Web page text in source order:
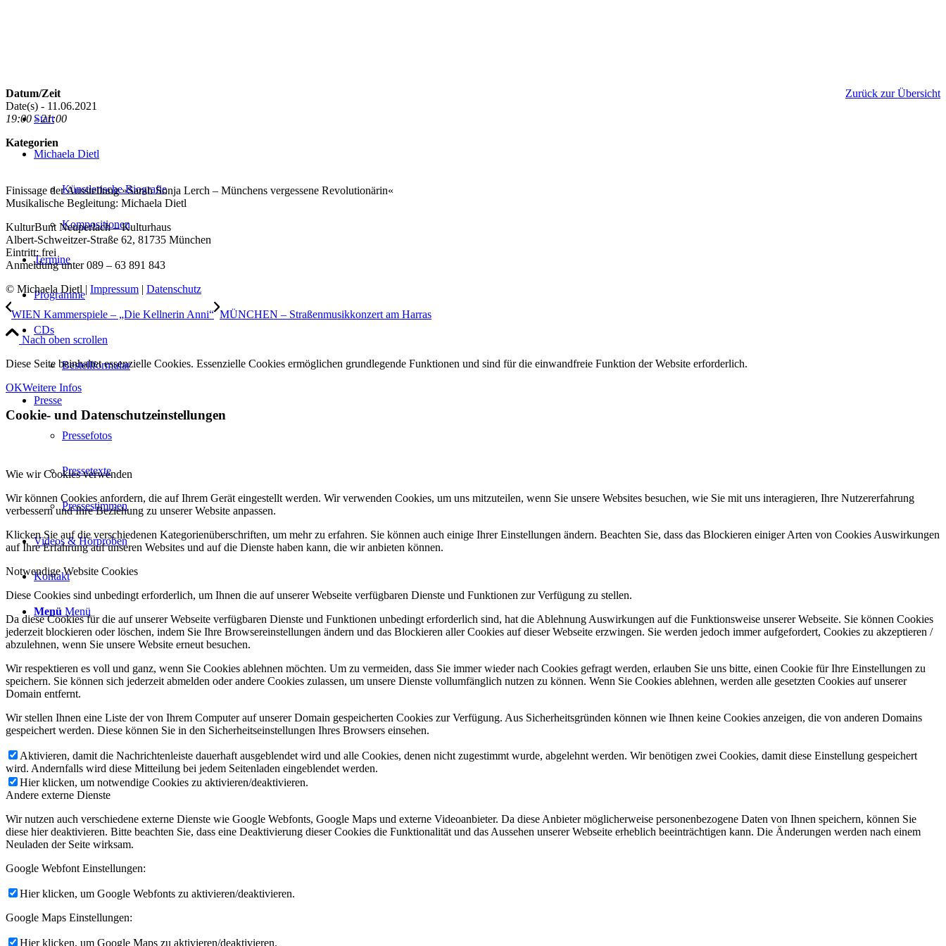
Start
Michaela Dietl
Künstlerische Biografie
Kompositionen
Termine
Programme
CDs
Bestellformular
Presse
Pressefotos
Pressetexte
Pressestimmen
Videos & Hörproben
Kontakt
Menü Menü
Zurück zur Übersicht
Datum/Zeit
Date(s) - 11.06.2021
19:00 - 21:00
Kategorien
Finissage der Ausstellung »Sarah Sonja Lerch – Münchens vergessene Revolutionärin«
Musikalische Begleitung: Michaela Dietl
KulturBunt Neuperlach – Kulturhaus
Albert-Schweitzer-Straße 62, 81735 München
Eintritt: frei
Anmeldung unter 089 – 63 891 843
© Michaela Dietl | Impressum | Datenschutz
WIEN Kammerspiele – „Die Kellnerin Anni“ MÜNCHEN – Straßenmusikkonzert am Harras
Nach oben scrollen
Diese Seite beinhaltet essenzielle Cookies. Essenzielle Cookies ermöglichen grundlegende Funktionen und sind für die einwandfreie Funktion der Website erforderlich.
OKWeitere Infos
Cookie- und Datenschutzeinstellungen
Wie wir Cookies verwenden
Wir können Cookies anfordern, die auf Ihrem Gerät eingestellt werden. Wir verwenden Cookies, um uns mitzuteilen, wenn Sie unsere Websites besuchen, wie Sie mit uns interagieren, Ihre Nutzererfahrung
verbessern und Ihre Beziehung zu unserer Website anpassen.
Klicken Sie auf die verschiedenen Kategorienüberschriften, um mehr zu erfahren. Sie können auch einige Ihrer Einstellungen ändern. Beachten Sie, dass das Blockieren einiger Arten von Cookies Auswirkungen
auf Ihre Erfahrung auf unseren Websites und auf die Dienste haben kann, die wir anbieten können.
Notwendige Website Cookies
Diese Cookies sind unbedingt erforderlich, um Ihnen die auf unserer Webseite verfügbaren Dienste und Funktionen zur Verfügung zu stellen.
Da diese Cookies für die auf unserer Webseite verfügbaren Dienste und Funktionen unbedingt erforderlich sind, hat die Ablehnung Auswirkungen auf die Funktionsweise unserer Webseite. Sie können Cookies
jederzeit blockieren oder löschen, indem Sie Ihre Browsereinstellungen ändern und das Blockieren aller Cookies auf dieser Webseite erzwingen. Sie werden jedoch immer aufgefordert, Cookies zu akzeptieren /
abzulehnen, wenn Sie unsere Website erneut besuchen.
Wir respektieren es voll und ganz, wenn Sie Cookies ablehnen möchten. Um zu vermeiden, dass Sie immer wieder nach Cookies gefragt werden, erlauben Sie uns bitte, einen Cookie für Ihre Einstellungen zu
speichern. Sie können sich jederzeit abmelden oder andere Cookies zulassen, um unsere Dienste vollumfänglich nutzen zu können. Wenn Sie Cookies ablehnen, werden alle gesetzten Cookies auf unserer
Domain entfernt.
Wir stellen Ihnen eine Liste der von Ihrem Computer auf unserer Domain gespeicherten Cookies zur Verfügung. Aus Sicherheitsgründen können wie Ihnen keine Cookies anzeigen, die von anderen Domains
gespeichert werden. Diese können Sie in den Sicherheitseinstellungen Ihres Browsers einsehen.
Aktivieren, damit die Nachrichtenleiste dauerhaft ausgeblendet wird und alle Cookies, denen nicht zugestimmt wurde, abgelehnt werden. Wir benötigen zwei Cookies, damit diese Einstellung gespeichert
wird. Andernfalls wird diese Mitteilung bei jedem Seitenladen eingeblendet werden.
Hier klicken, um notwendige Cookies zu aktivieren/deaktivieren.
Andere externe Dienste
Wir nutzen auch verschiedene externe Dienste wie Google Webfonts, Google Maps und externe Videoanbieter. Da diese Anbieter möglicherweise personenbezogene Daten von Ihnen speichern, können Sie
diese hier deaktivieren. Bitte beachten Sie, dass eine Deaktivierung dieser Cookies die Funktionalität und das Aussehen unserer Webseite erheblich beeinträchtigen kann. Die Änderungen werden nach einem
Neuladen der Seite wirksam.
Google Webfont Einstellungen:
Hier klicken, um Google Webfonts zu aktivieren/deaktivieren.
Google Maps Einstellungen:
Hier klicken, um Google Maps zu aktivieren/deaktivieren.